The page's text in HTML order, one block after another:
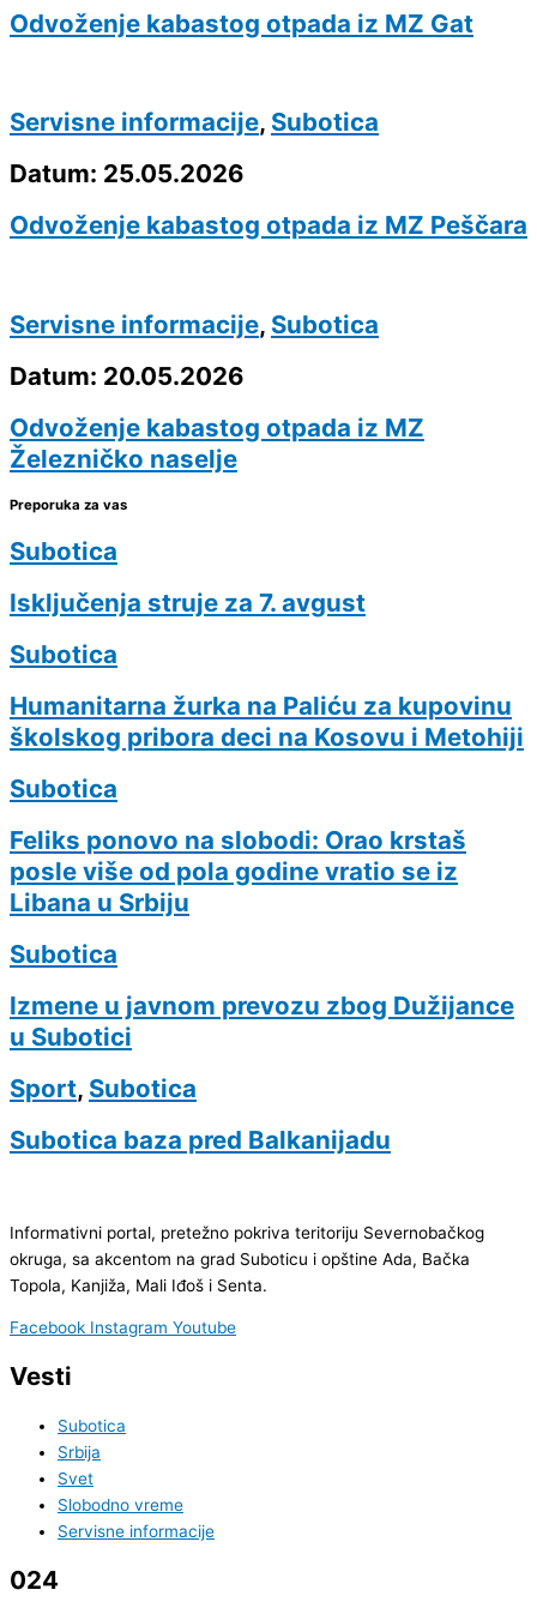
Odvoženje kabastog otpada iz MZ Gat
Servisne informacije, Subotica
Datum: 25.05.2026
Odvoženje kabastog otpada iz MZ Peščara
Servisne informacije, Subotica
Datum: 20.05.2026
Odvoženje kabastog otpada iz MZ
Železničko naselje
Preporuka za vas
Subotica
Isključenja struje za 7. avgust
Subotica
Humanitarna žurka na Paliću za kupovinu
školskog pribora deci na Kosovu i Metohiji
Subotica
Feliks ponovo na slobodi: Orao krstaš
posle više od pola godine vratio se iz
Libana u Srbiju
Subotica
Izmene u javnom prevozu zbog Dužijance
u Subotici
Sport, Subotica
Subotica baza pred Balkanijadu
Informativni portal, pretežno pokriva teritoriju Severnobačkog
okruga, sa akcentom na grad Suboticu i opštine Ada, Bačka
Topola, Kanjiža, Mali Iđoš i Senta.
Facebook Instagram Youtube
Vesti
Subotica
Srbija
Svet
Slobodno vreme
Servisne informacije
024